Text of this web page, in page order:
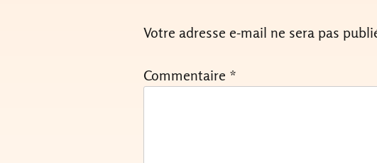
Votre adresse e-mail ne sera pas
Commentaire *